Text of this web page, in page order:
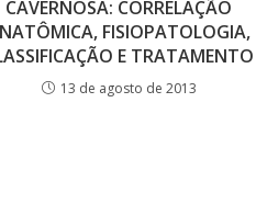
CAVERNOSA: CORRELAÇÃO
FISIOPATOLOGIA,
E TRATAMENTO
13 de agosto de 2013